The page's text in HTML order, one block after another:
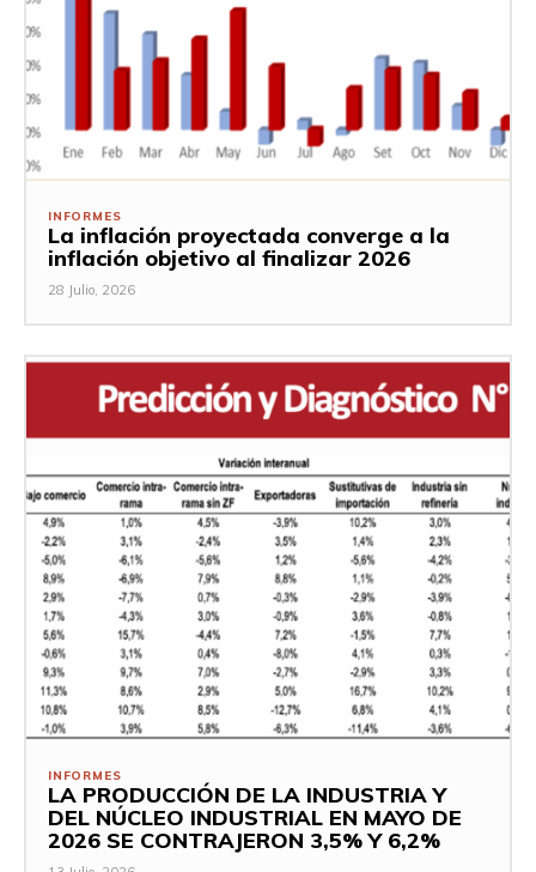
INFORMES
La inflación proyectada converge a la
inflación objetivo al finalizar 2026
28 Julio, 2026
INFORMES
LA PRODUCCIÓN DE LA INDUSTRIA Y
DEL NÚCLEO INDUSTRIAL EN MAYO DE
2026 SE CONTRAJERON 3,5% Y 6,2%